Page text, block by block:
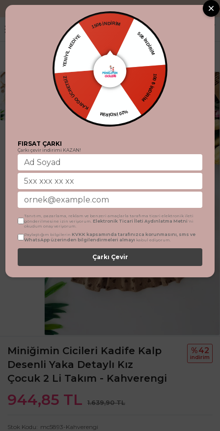
"Aynı gün
Miniğimin Cicileri Kadife Kalp
Desenli Yaka Detaylı Kız
Çocuk 2 Li Takım - Kahverengi
944,85 TL 1.639,90 TL
%42
i̇ndi̇ri̇m
Stok Kodu
mc5893-Kahverengi
150₺ İNDİRİM
50₺ İNDİRİM
100 ₺ İNDİRİM
%20 İNDİRİM
KARGO ÜCRETSİZ
YENİYIL HEDİYE
FIRSAT ÇARKI
Çarkı çevir indirimi KAZAN!
Tanıtım, pazarlama, reklam ve benzeri amaçlarla tarafıma ticari elektronik ileti
gönderilmesine izin veriyorum. Elektronik Ticari İleti Aydınlatma Metni 'ni
okudum onay veriyorum.
Paylaştığım bilgilerin KVKK kapsamında tarafınızca korunmasını, sms ve
WhatsApp üzerinden bilgilendirmeleri almayı kabul ediyorum.
Çarkı Çevir